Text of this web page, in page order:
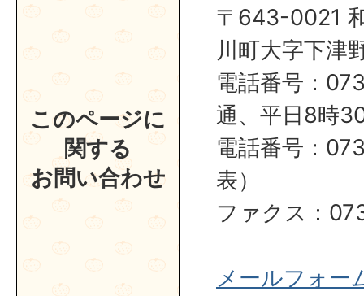
このページに
関する
お問い合わせ
〒643-0021
川町大字下津
電話番号：
通、平日8時
電話番号：
表）
ファクス：
メールフォー